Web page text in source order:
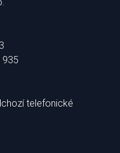
935
telefonické